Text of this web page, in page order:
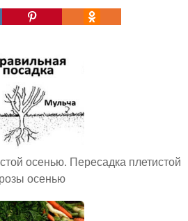
осенью. Пересадка плетистой
розы осенью